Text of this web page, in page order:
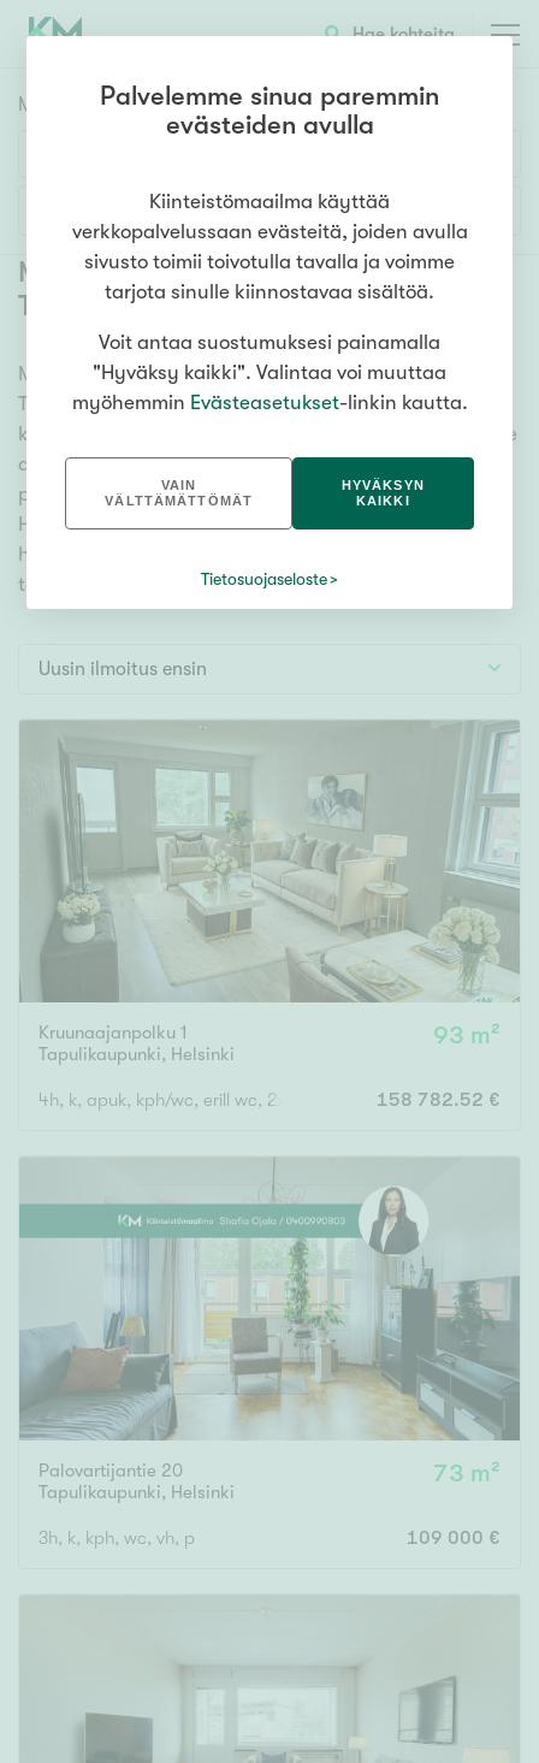
Hae kohteita
Myyntikohteet
1h 2h 3h 4h 5h+
Asuntotyyppi
Kerros-/luhtitalo
Rivitalo/paritalo
Omakoti-/erillistalo
Maa- tai metsätila
Vapaa-ajan asunto
Autotalli
Hinta
000 000 €
Pinta-ala
Asuinpinta-ala Kokonaispinta-ala
Uudiskohteet
Vain uudiskohteet Ei uudiskohteita
Arvokohteet
Vain arvokohteet Ei arvokohteita
Kunto
Lisää hakuehtoja
Myytävät asunnot Helsinki
Tapulikaupunki ( 3)
Meiltä löydät myytävät asunnot Helsinki
Tapulikaupunki, oli tarpeesi mikä vain! Tuhansien
kohteiden ja satojen kiinteistönvälittäjien verkostomme
auttaa sinua kenties elämäsi tärkeimmässä
päätöksessä. Katso alta kaikki myytävät asunnot
Helsinki Tapulikaupunki. Hyödynnä myös kätevää
hakutyökaluamme, jonka avulla löydät omien
toiveidesi mukaisen kodin.
Uusin ilmoitus ensin
Kruunaajanpolku 1
Tapulikaupunki, Helsinki
93 m²
4h, k, apuk, kph/wc, erill wc, 2xvh, las. parv158 782.52 €
Palovartijantie 20
Tapulikaupunki, Helsinki
73 m²
3h, k, kph, wc, vh, p 109 000 €
Palvelemme sinua paremmin
evästeiden avulla
Kiinteistömaailma käyttää
verkkopalvelussaan evästeitä, joiden avulla
sivusto toimii toivotulla tavalla ja voimme
tarjota sinulle kiinnostavaa sisältöä.
Voit antaa suostumuksesi painamalla
"Hyväksy kaikki". Valintaa voi muuttaa
myöhemmin Evästeasetukset-linkin kautta.
VAIN
VÄLTTÄMÄTTÖMÄT
HYVÄKSYN
KAIKKI
Tietosuojaseloste